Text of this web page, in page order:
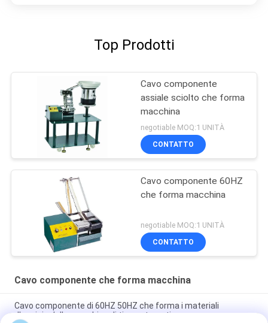
Top Prodotti
Cavo componente
assiale sciolto che forma
macchina
negotiable MOQ:1 UNITÀ
CONTATTO
Cavo componente 60HZ
che forma macchina
negotiable MOQ:1 UNITÀ
CONTATTO
Cavo componente che forma macchina
Cavo componente di 60HZ 50HZ che forma i materiali
d'acciaio della macchina di tipo automatico